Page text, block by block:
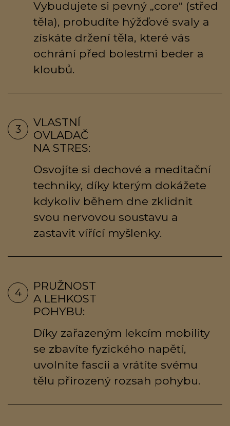
Vybudujete si pevný „core“ (střed
těla), probudíte hýžďové svaly a
získáte držení těla, které vás
ochrání před bolestmi beder a
kloubů.
3
VLASTNÍ
OVLADAČ
NA STRES:
Osvojíte si dechové a meditační
techniky, díky kterým dokážete
kdykoliv během dne zklidnit
svou nervovou soustavu a
zastavit vířící myšlenky.
4
PRUŽNOST
A LEHKOST
POHYBU:
Díky zařazeným lekcím mobility
se zbavíte fyzického napětí,
uvolníte fascii a vrátíte svému
tělu přirozený rozsah pohybu.